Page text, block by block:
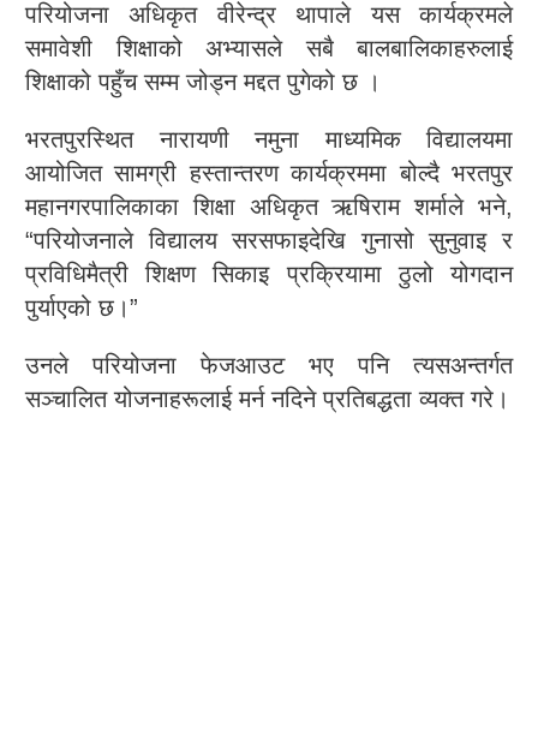
परियोजना अधिकृत वीरेन्द्र थापाले यस कार्यक्रमले
समावेशी शिक्षाको अभ्यासले सबै बालबालिकाहरुलाई
शिक्षाको पहुँच सम्म जोड्न मद्दत पुगेको छ ।
भरतपुरस्थित नारायणी नमुना माध्यमिक विद्यालयमा
आयोजित सामग्री हस्तान्तरण कार्यक्रममा बोल्दै भरतपुर
महानगरपालिकाका शिक्षा अधिकृत ऋषिराम शर्माले भने,
“परियोजनाले विद्यालय सरसफाइदेखि गुनासो सुनुवाइ र
प्रविधिमैत्री शिक्षण सिकाइ प्रक्रियामा ठुलो योगदान
पुर्याएको छ।”
उनले परियोजना फेजआउट भए पनि त्यसअन्तर्गत
सञ्चालित योजनाहरूलाई मर्न नदिने प्रतिबद्धता व्यक्त गरे।